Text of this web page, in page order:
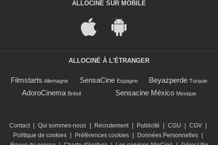
ALLOCINÉ SUR MOBILE
ALLOCINÉ À L'ÉTRANGER
Filmstarts Allemagne SensaCine Espagne Beyazperde Turquie
AdoroCinema Brésil Sensacine México Mexique
Contact | Qui sommes-nous | Recrutement | Publicité | CGU | CGV |
Politique de cookies | Préférences cookies | Données Personnelles |